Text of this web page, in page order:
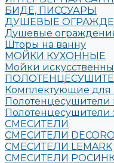
БИДЕ, ПИССУАРЫ
ДУШЕВЫЕ
Душевые
Шторы на ванну
МОЙКИ КУХОННЫЕ
Мойки
Комплектующие для
Полотенцесушители
Полотенцесушители
СМЕСИТЕЛИ
СМЕСИТЕЛИ
СМЕСИТЕЛИ LEMARK
СМЕСИТЕЛИ